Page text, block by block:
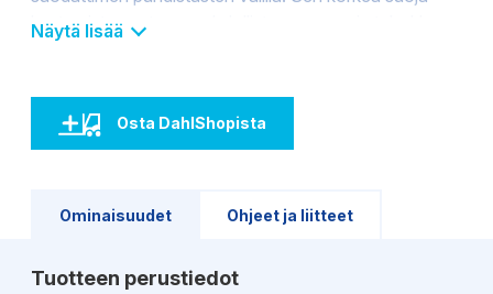
kastumista vastaan mahdollistaa nopean ja tehokkaan
Näytä lisää
Osta DahlShopista
Ominaisuudet Ohjeet ja liitteet
Tuotteen perustiedot